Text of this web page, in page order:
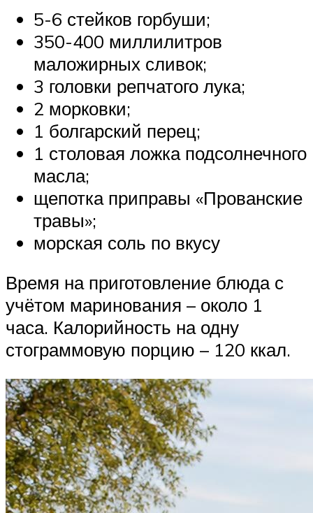
5-6 стейков горбуши;
350-400 миллилитров
маложирных сливок;
3 головки репчатого лука;
2 морковки;
1 болгарский перец;
1 столовая ложка подсолнечного
масла;
щепотка приправы «Прованские
травы»;
морская соль по вкусу
Время на приготовление блюда с
учётом маринования – около 1
часа. Калорийность на одну
стограммовую порцию – 120 ккал.